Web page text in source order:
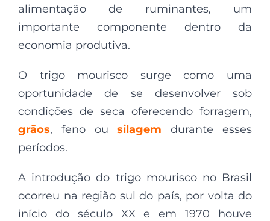
alimentação de ruminantes, um
importante componente dentro da
economia produtiva.
O trigo mourisco surge como uma
oportunidade de se desenvolver sob
condições de seca oferecendo forragem,
grãos, feno ousilagem
durante esses
períodos.
A introdução do trigo mourisco no Brasil
ocorreu na região sul do país, por volta do
início do século XX e em 1970 houve